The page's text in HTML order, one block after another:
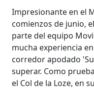
Impresionante en el
comienzos de junio,
parte del equipo
mucha experiencia
corredor apodado
superar. Como
el Col de la Loze, en